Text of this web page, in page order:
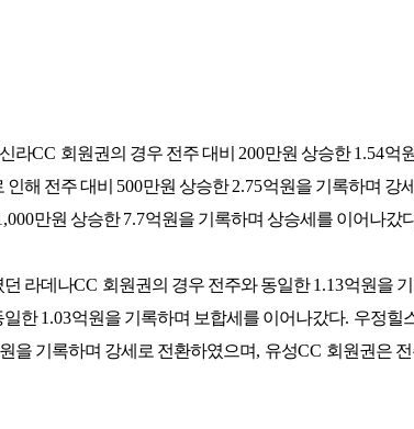
라CC 회원권의 경우 전주 대비 200만원 상승한1.54억
해 전주 대비 500만원 상승한2.75억원을 기록하며 강
만원 상승한7.7억원을 기록하며 상승세를 이어나갔
던 라데나CC 회원권의 경우 전주와 동일한1.13억원을
일한1.03억원을 기록하며 보합세를 이어나갔다. 우정힐
을 기록하며 강세로 전환하였으며, 유성CC 회원권은